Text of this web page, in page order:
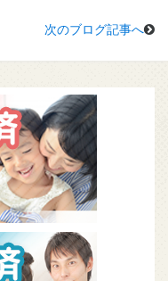
次のブログ記事へ